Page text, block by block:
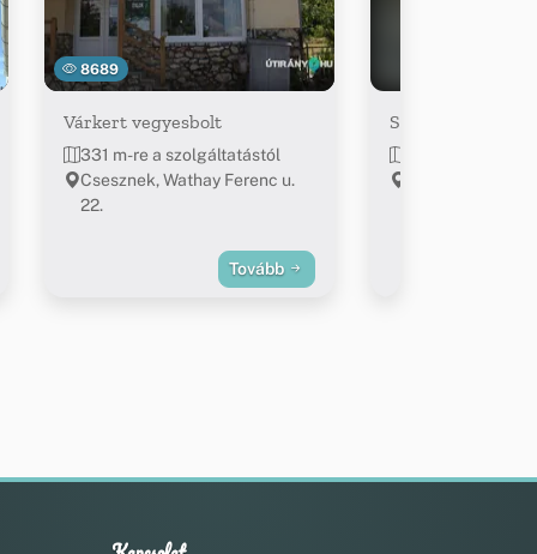
8689
Várkert vegyesbolt
331 m-re a szolgáltatástól
Csesznek, Wathay Ferenc u.
22.
Tovább
Sistergő Platni